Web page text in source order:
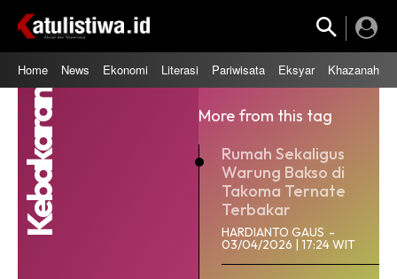
Home News Ekonomi Literasi Pariwisata Eksyar Khazanah
Kebakaran
More from this tag
Rumah Sekaligus
Warung Bakso di
Takoma Ternate
Terbakar
HARDIANTO GAUS -
03/04/2026 | 17:24 WIT